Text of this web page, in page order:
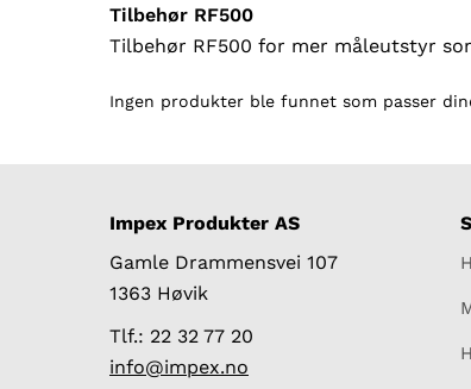
Tilbehør RF500
Tilbehør RF500 for mer måleutstyr
Ingen produkter ble funnet som passer
Impex Produkter AS
Gamle Drammensvei 107
1363 Høvik
Tlf.: 22 32 77 20
info@impex.no